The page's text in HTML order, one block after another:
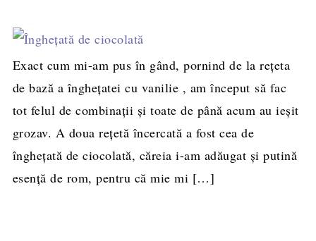
Exact cum mi-am pus în gând, pornind de la reţeta
de bază a îngheţatei cu vanilie , am început să fac
tot felul de combinaţii şi toate de până acum au ieşit
grozav. A doua reţetă încercată a fost cea de
îngheţată de ciocolată, căreia i-am adăugat şi putină
esenţă de rom, pentru că mie mi […]